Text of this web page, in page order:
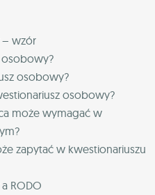
– wzór
osobowy?
osobowy?
osobowy?
może wymagać w
zapytać w kwestionariuszu
RODO